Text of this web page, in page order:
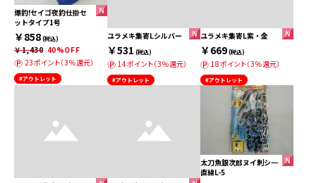
爆釣!セイゴ夜釣仕掛セ
ットタイプ1号
￥858(税込)
￥1,430 40%OFF
23ポイント（3％還元）
#アウトレット
ユラメキ集寄Lシルバー
￥531 (税込)
14ポイント（3％還元）
#アウトレット
ユラメキ集寄L紫・金
￥669(税込)
18ポイント（3％還元）
#アウトレット
太刀魚銀次郎ヌイ刺シ一
直線L-5